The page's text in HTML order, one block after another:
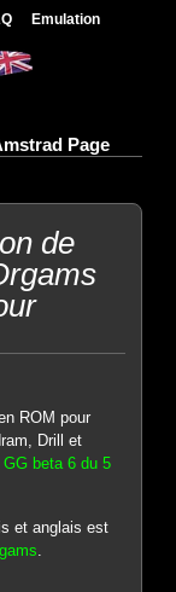
Emulation
Page
de
ROM pour
Drill et
beta 6 du 5
et anglais est
.